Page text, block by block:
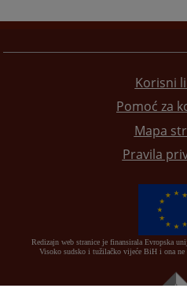
Korisni
Pomoć za
Mapa
Pravila
Redizajn web stranice je finansirala Evropska
Visoko sudsko i tužilačko vijeće BiH i ona ne